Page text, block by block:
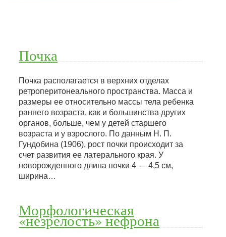
Почка
Почка располагается в верхних отделах
ретроперитонеального пространства. Масса и
размеры ее относительно массы тела ребенка
раннего возраста, как и большинства других
органов, больше, чем у детей старшего
возраста и у взрослого. По данным Н. П.
Гундобина (1906), рост почки происходит за
счет развития ее латерального края. У
новорожденного длина почки 4 — 4,5 см,
ширина…
Морфологическая
«незрелость» нефрона